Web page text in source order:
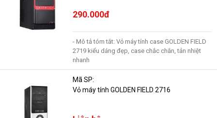
290.000đ
- Mô tả tóm tắt: Vỏ máy tính case GOLDEN FIELD
2719 kiểu dáng đẹp, case chắc chắn, tản nhiệt
nhanh
Mã SP:
Vỏ máy tính GOLDEN FIELD 2716